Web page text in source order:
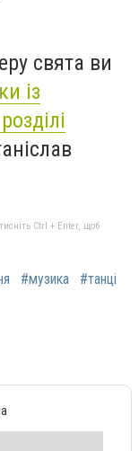
свята ви
із
Ctrl + Enter, щоб
#музика
#танці